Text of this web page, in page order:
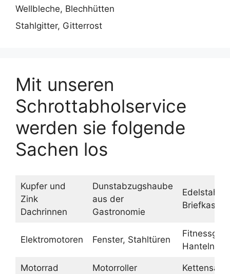
Wellbleche, Blechhütten
Stahlgitter, Gitterrost
Mit unseren
Schrottabholservice
werden sie folgende
Sachen los
Kupfer und
Zink
Dachrinnen
Dunstabzugshaube
aus der
Gastronomie
Edelstahl
Briefkasten
Elektromotoren Fenster, Stahltüren
Hanteln
Motorrad Motorroller Kettensäge